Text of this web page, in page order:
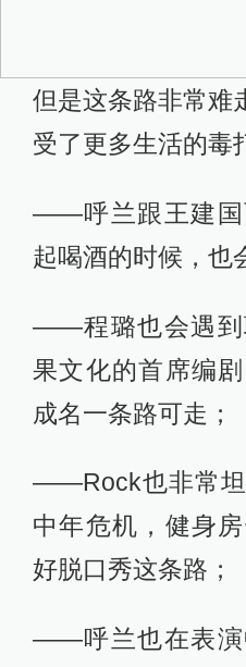
但是这条路非常难
受了更多生活的毒
——呼兰跟王建国
起喝酒的时候，也
——程璐也会遇到
果文化的首席编
成名一条路可走；
——Rock也非常坦
中年危机，健身
好脱口秀这条路；
——呼兰也在表演